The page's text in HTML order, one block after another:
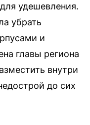
удешевления.
убрать
и
главы региона
внутри
до сих